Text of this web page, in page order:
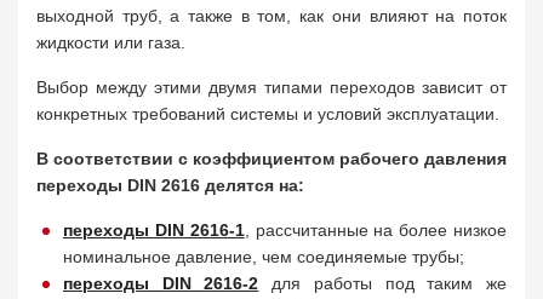
выходной труб, а также в том, как они влияют на поток
жидкости или газа.
Выбор между этими двумя типами переходов зависит от
конкретных требований системы и условий эксплуатации.
В соответствии с коэффициентом рабочего давления
переходы DIN 2616 делятся на:
переходы DIN 2616-1, рассчитанные на более низкое
номинальное давление, чем соединяемые трубы;
переходы DIN 2616-2 для работы под таким же